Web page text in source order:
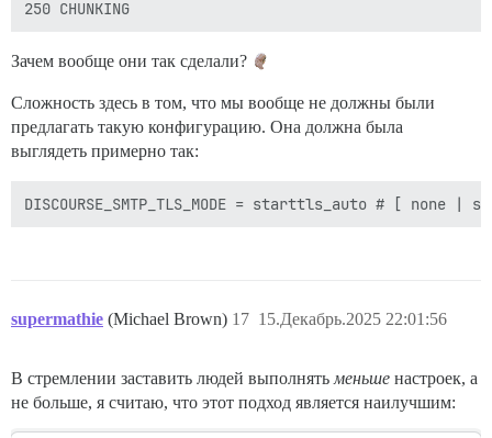
Зачем вообще они так сделали?
Сложность здесь в том, что мы вообще не должны были
предлагать такую конфигурацию. Она должна была
выглядеть примерно так:
supermathie (Michael Brown) 15.Декабрь.2025 22:01:56
17
В стремлении заставить людей выполнять меньше настроек, а
не больше, я считаю, что этот подход является наилучшим: